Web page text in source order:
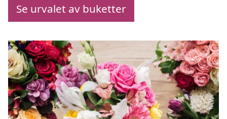
Se urvalet av buketter